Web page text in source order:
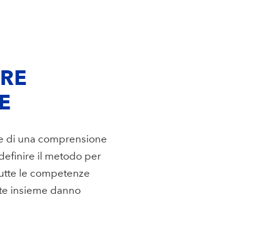
di una comprensione
il metodo per
le competenze
insieme danno